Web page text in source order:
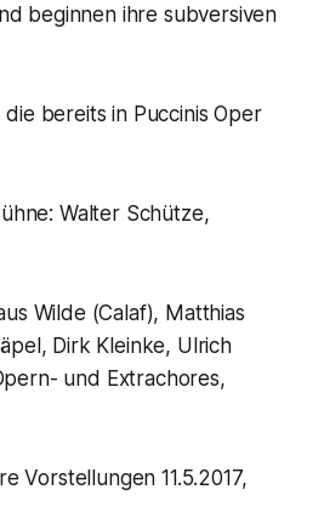
beginnen ihre subversiven
bereits in Puccinis Oper
Walter Schütze,
Wilde (Calaf), Matthias
Dirk Kleinke, Ulrich
und Extrachores,
Vorstellungen 11.5.2017,